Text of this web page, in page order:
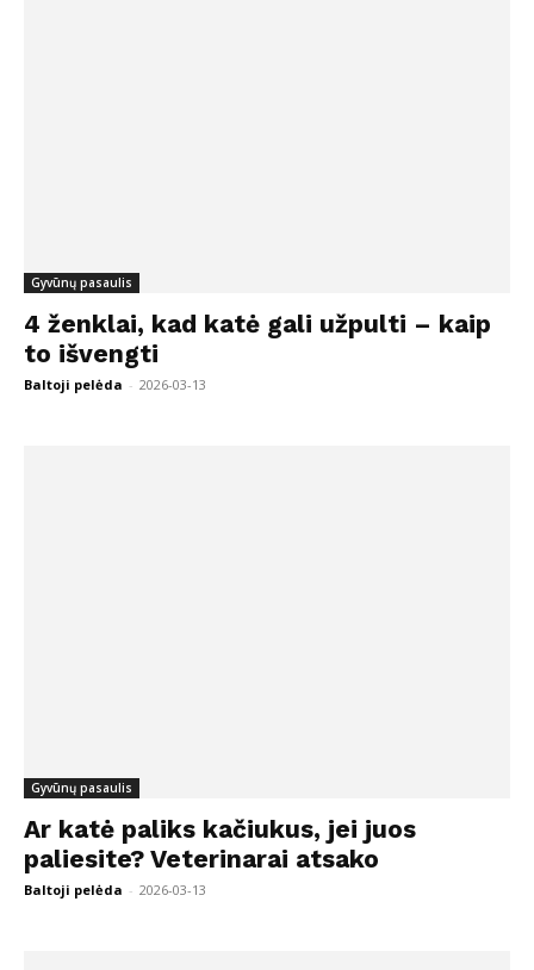
Gyvūnų pasaulis
4 ženklai, kad katė gali užpulti – kaip
to išvengti
Baltoji pelėda - 2026-03-13
Gyvūnų pasaulis
Ar katė paliks kačiukus, jei juos
paliesite? Veterinarai atsako
Baltoji pelėda - 2026-03-13